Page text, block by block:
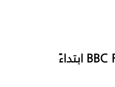
BBC ابتداءً